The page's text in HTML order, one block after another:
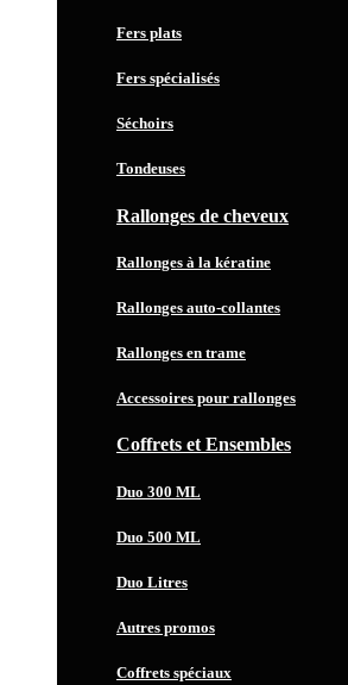
Fers plats
Fers spécialisés
Séchoirs
Tondeuses
Rallonges de cheveux
Rallonges à la kératine
Rallonges auto-collantes
Rallonges en trame
Accessoires pour rallonges
Coffrets et Ensembles
Duo 300 ML
Duo 500 ML
Duo Litres
Autres promos
Coffrets spéciaux